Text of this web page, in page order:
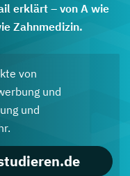
erklärt – von A wie
Zahnmedizin.
von
und
und